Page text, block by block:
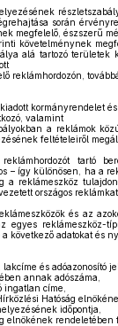
során
megfelelő, észszerű
követelménynek
alá tartozó
reklámhordozón,
kormányrendelet
valamint
a reklámok
feltételeiről
tartó
– így különösen, ha a
a reklámeszköz
országos
és az
egyes reklámeszköz-
következő adatokat és
és adóazonosító
annak adószáma,
ingatlan címe,
Hatóság
időpontja,
elnökének